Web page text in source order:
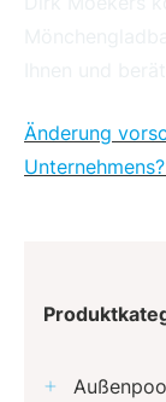
Änderung